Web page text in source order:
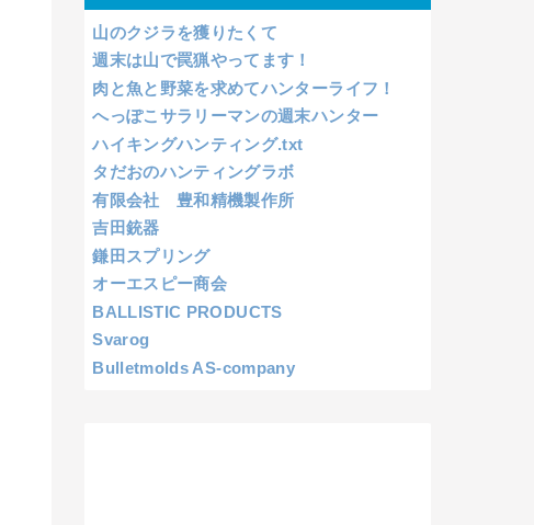
山のクジラを獲りたくて
週末は山で罠猟やってます！
肉と魚と野菜を求めてハンターライフ！
へっぽこサラリーマンの週末ハンター
ハイキングハンティング.txt
タだおのハンティングラボ
有限会社 豊和精機製作所
吉田銃器
鎌田スプリング
オーエスピー商会
BALLISTIC PRODUCTS
Svarog
Bulletmolds AS-company